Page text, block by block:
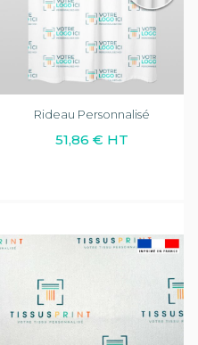
Rideau Personnalisé
51,86 € HT